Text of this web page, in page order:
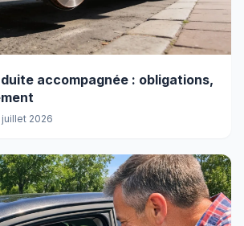
accompagnée : obligations,
juillet 2026